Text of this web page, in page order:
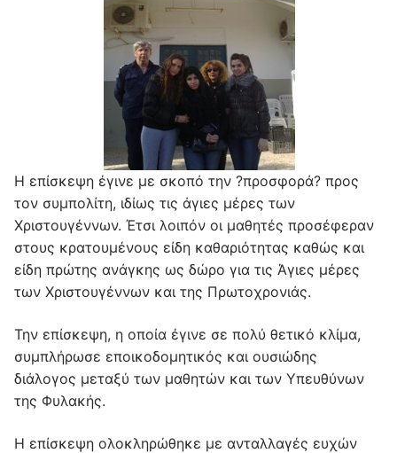
Η επίσκεψη έγινε με σκοπό την ?προσφορά? προς
τον συμπολίτη, ιδίως τις άγιες μέρες των
Χριστουγέννων. Έτσι λοιπόν οι μαθητές προσέφεραν
στους κρατουμένους είδη καθαριότητας καθώς και
είδη πρώτης ανάγκης ως δώρο για τις Άγιες μέρες
των Χριστουγέννων και της Πρωτοχρονιάς.
Την επίσκεψη, η οποία έγινε σε πολύ θετικό κλίμα,
συμπλήρωσε εποικοδομητικός και ουσιώδης
διάλογος μεταξύ των μαθητών και των Υπευθύνων
της Φυλακής.
Η επίσκεψη ολοκληρώθηκε με ανταλλαγές ευχών